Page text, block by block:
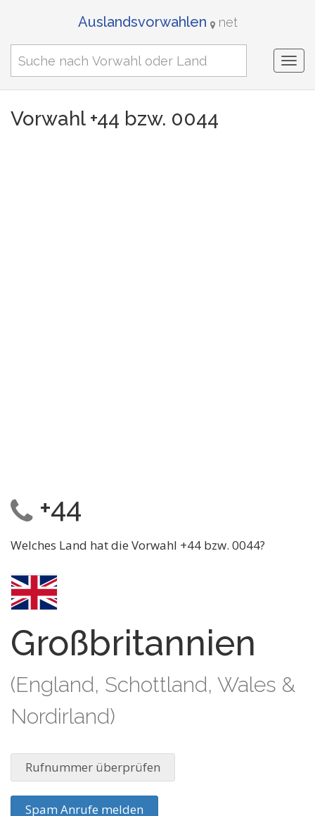
Auslandsvorwahlen net
Vorwahl +44 bzw. 0044
+44
Welches Land hat die Vorwahl +44 bzw. 0044?
Großbritannien
(England, Schottland, Wales &
Nordirland)
Rufnummer überprüfen
Spam Anrufe melden